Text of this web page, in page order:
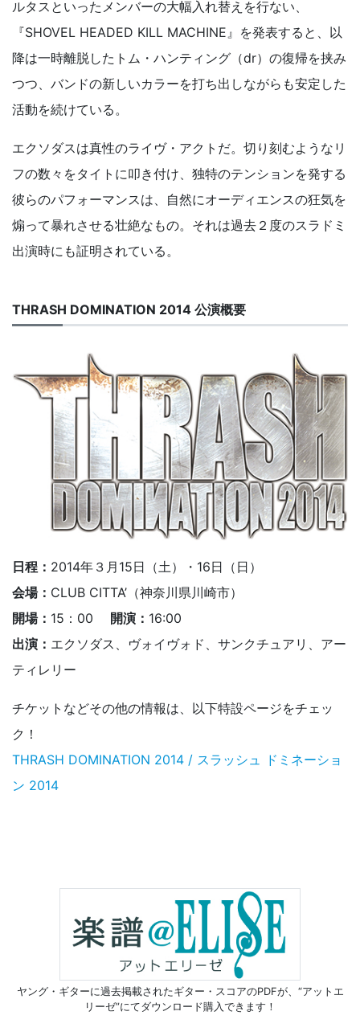
ルタスといったメンバーの大幅入れ替えを行ない、
『SHOVEL HEADED KILL MACHINE』を発表すると、以
降は一時離脱したトム・ハンティング（dr）の復帰を挟み
つつ、バンドの新しいカラーを打ち出しながらも安定した
活動を続けている。
エクソダスは真性のライヴ・アクトだ。切り刻むようなリ
フの数々をタイトに叩き付け、独特のテンションを発する
彼らのパフォーマンスは、自然にオーディエンスの狂気を
煽って暴れさせる壮絶なもの。それは過去２度のスラドミ
出演時にも証明されている。
THRASH DOMINATION 2014 公演概要
日程： 2014年３月15日（土）・16日（日）
会場： CLUB CITTA’（神奈川県川崎市）
開場： 15：00 開演： 16:00
出演： エクソダス、ヴォイヴォド、サンクチュアリ、アー
ティレリー
チケットなどその他の情報は、以下特設ページをチェッ
ク！
THRASH DOMINATION 2014 / スラッシュ ドミネーショ
ン 2014
ヤング・ギターに過去掲載されたギター・スコアのPDFが、 “アットエ
リーゼ”にてダウンロード購入できます！